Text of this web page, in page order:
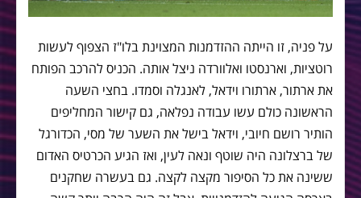
על פניה, זו הייתה ההזדמנות המצוינת בלו"ז הצפוף לעשות
רוטציות, וארנסטו ואלוורדה ניצל אותה. הכניס להרכב הפותח
את ארתור, ארתורו וידאל, לאנגלה וסמדו. בחצי השעה
הראשונה כולם עשו עבודה נפלאה, גם קישור המחליפים
הותיר רושם חיובי, וידאל בישל את השער של מסי, הכדורגל
של ברצלונה היה שוטף ונאה לעין, ואז הגיע הכרטיס האדום
ששינה את כל הסיפור מקצה לקצה. גם בעשרה שחקנים